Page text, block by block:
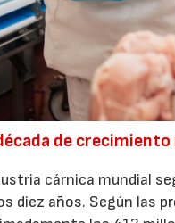
de
cárnica mundial
diez años. Según las